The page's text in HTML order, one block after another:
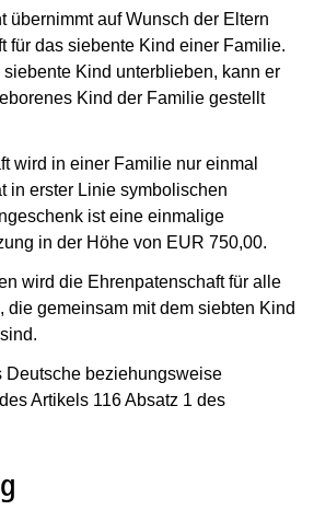
übernimmt auf Wunsch der Eltern
für das siebente Kind einer Familie.
siebente Kind unterblieben, kann er
Kind der Familie gestellt
wird in einer Familie nur einmal
in erster Linie symbolischen
ist eine einmalige
in der Höhe von EUR 750,00.
wird die Ehrenpatenschaft für alle
die gemeinsam mit dem siebten Kind
Deutsche beziehungsweise
Artikels 116 Absatz 1 des